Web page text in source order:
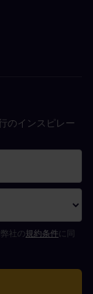
のインスピレー
。後ほど、もう一度や
ださい。
社の規約条件に同